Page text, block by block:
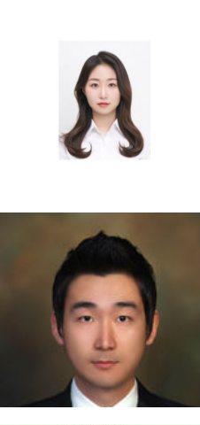
[속보]'채상병 순직 책
[속보]종합특검, '관저
민주 콩고 에볼라환자 4천